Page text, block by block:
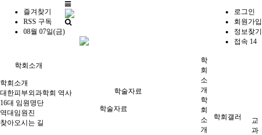
즐겨찾기
RSS 구독
08월 07일(금)
로그인
회원가입
정보찾기
접속 14
학회소개
학회소개
대한피부외과학회 역사
16대 임원명단
역대임원진
찾아오시는 길
학술자료
학술자료
학회갤러
학
회
소
개
학
회
소
개
교
과